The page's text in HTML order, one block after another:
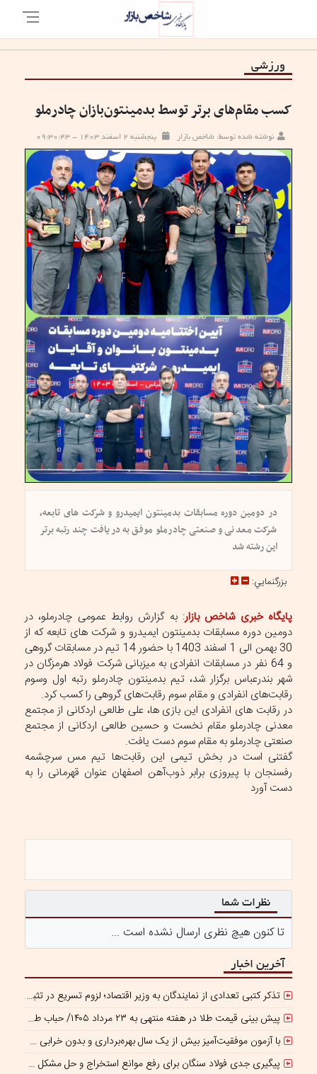
ورزشی
کسب مقام‌های برتر توسط بدمینتون‌بازان چادرملو
نوشته شده توسط: شاخص بازار پنجشنبه ۲ اسفند ۱۴۰۳ - ۰۹:۳۰:۴۳
در دومین دوره مسابقات بدمینتون ایمیدرو و شرکت های تابعه،
شرکت معدنی و صنعتی چادرملو موفق به دریافت چند رتبه برتر
این رشته شد
بزرگنمايي:
پایگاه خبری شاخص بازار: به گزارش روابط عمومی چادرملو، در
دومین دوره مسابقات بدمینتون ایمیدرو و شرکت های تابعه که از
30 بهمن الی 1 اسفند 1403 با حضور 14 تیم در مسابقات گروهی
و 64 نفر در مسابقات انفرادی به میزبانی شرکت فولاد هرمزگان در
شهر بندرعباس برگزار شد، تیم بدمینتون چادرملو رتبه اول وسوم
رقابت‌های انفرادی و مقام سوم رقابت‌های گروهی را کسب کرد.
در رقابت های انفرادی این بازی ها، علی طالعی اردکانی از مجتمع
معدنی چادرملو مقام نخست و حسین طالعی اردکانی از مجتمع
صنعتی چادرملو به مقام سوم دست یافت.
گفتنی است در بخش تیمی این رقابت‌ها تیم مس سرچشمه
رفسنجان با پیروزی برابر ذوب‌آهن اصفهان عنوان قهرمانی را به
دست آورد
نظرات شما
تا کنون هیچ نظری ارسال نشده است ...
آخرین اخبار
تذکر کتبی تعدادی از نمایندگان به وزیر اقتصاد؛ لزوم تسریع در تثبیت نرخ ارز
پیش بینی قیمت طلا در هفته منتهی به ۲۳ مرداد ۱۴۰۵/ حباب طلا در بازار ایران منفی شد!
با آزمون موفقیت‌آمیز بیش از یک سال بهره‌برداری و بدون خرابی حاصل شد؛ ریموت کنترل و ماژول وایرلس بومی‌سازی شده جرثقیل‌های فولاد هرمزگان، جایگزین نمونه خارجی
پیگیری جدی فولاد سنگان برای رفع موانع استخراج و حل مشکل کمبود سنگ‌آهن